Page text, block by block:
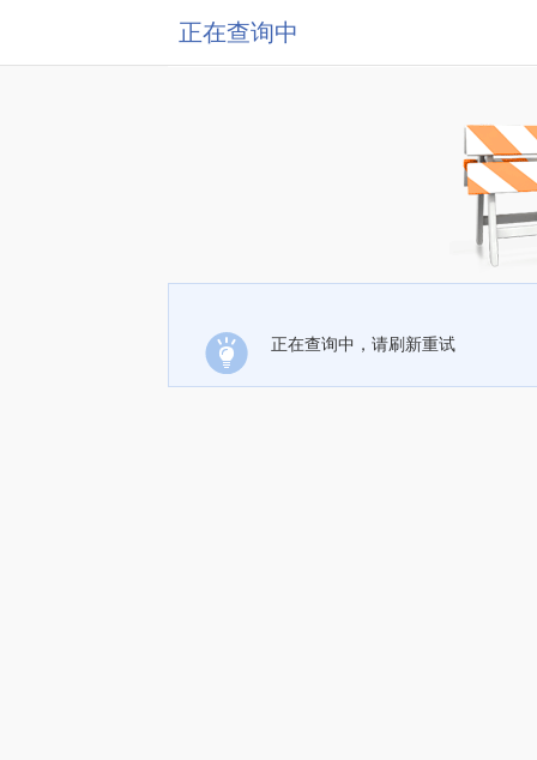
正在查询中
正在查询中，请刷新重试